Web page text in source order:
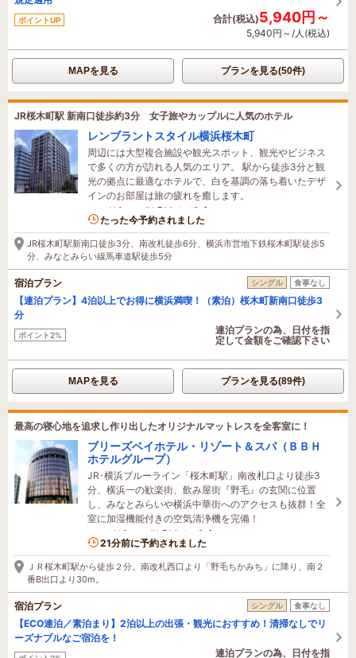
ポイントUP 合計(税込)5,940円～
5,940円～/人(税込)
MAPを見る プランを見る(50件)
JR桜木町駅 新南口徒歩約3分 女子旅やカップルに人気のホテル
レンブラントスタイル横浜桜木町
周辺には大型複合施設や観光スポット、観光やビジネス
で多くの方が訪れる人気のエリア。 駅から徒歩3分と観
光の拠点に最適なホテルで、白を基調の落ち着いたデザ
インのお部屋は旅の疲れを癒します。
3名がこの宿を見ています
たった今予約されました
JR桜木町駅新南口徒歩3分、南改札徒歩6分、横浜市営地下鉄桜木町駅徒歩5
分、みなとみらい線馬車道駅徒歩5分
宿泊プラン シングル 食事なし
【連泊プラン】4泊以上でお得に横浜満喫！（素泊）桜木町新南口徒歩3
分
ポイント2%
連泊プランの為、日付を指
定して金額をご確認下さい
MAPを見る プランを見る(89件)
最高の寝心地を追求し作り出したオリジナルマットレスを全客室に！
ブリーズベイホテル・リゾート＆スパ（ＢＢＨ
ホテルグループ）
JR･横浜ブルーライン「桜木町駅」南改札口より徒歩3
分、横浜一の歓楽街、飲み屋街『野毛』の玄関に位置
し、みなとみらいや横浜中華街へのアクセスも抜群！全
室に加湿機能付きの空気清浄機を完備！
10名がこの宿を見ています
21分前に予約されました
ＪＲ桜木町駅から徒歩２分。南改札西口より「野毛ちかみち」に降り、南２
番B出口より30m。
宿泊プラン シングル 食事なし
【ECO連泊／素泊まり】2泊以上の出張・観光におすすめ！清掃なしでリ
ーズナブルなご宿泊を！
連泊プランの為、日付を指